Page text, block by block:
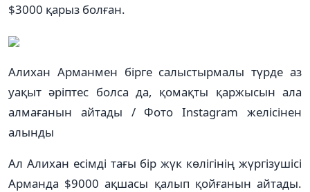
$3000 қарыз болған.
Алихан Арманмен бірге салыстырмалы түрде аз
уақыт әріптес болса да, қомақты қаржысын ала
алмағанын айтады / Фото Instagram желісінен
алынды
Ал Алихан есімді тағы бір жүк көлігінің жүргізушісі
Арманда $9000 ақшасы қалып қойғанын айтады.